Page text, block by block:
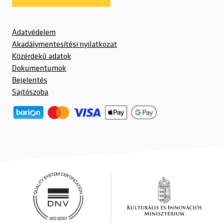
Adatvédelem
Akadálymentesítési nyilatkozat
Közérdekű adatok
Dokumentumok
Bejelentés
Sajtószoba